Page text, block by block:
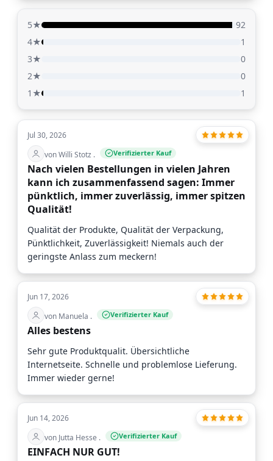
5★
92
4★
1
3★
0
2★
0
1★
1
Jul 30, 2026
von Willi Stotz .
Verifizierter Kauf
Nach vielen Bestellungen in vielen Jahren
kann ich zusammenfassend sagen: Immer
pünktlich, immer zuverlässig, immer spitzen
Qualität!
Qualität der Produkte, Qualität der Verpackung,
Pünktlichkeit, Zuverlässigkeit! Niemals auch der
geringste Anlass zum meckern!
Jun 17, 2026
von Manuela .
Verifizierter Kauf
Alles bestens
Sehr gute Produktqualit. Übersichtliche
Internetseite. Schnelle und problemlose Lieferung.
Immer wieder gerne!
Jun 14, 2026
von Jutta Hesse .
Verifizierter Kauf
EINFACH NUR GUT!